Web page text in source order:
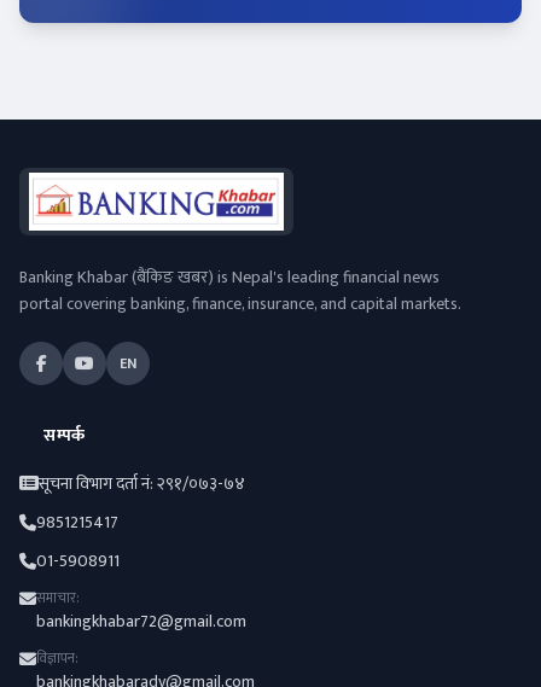
Banking Khabar (बैंकिङ खबर) is Nepal's leading financial news
portal covering banking, finance, insurance, and capital markets.
EN
सम्पर्क
सूचना विभाग दर्ता नं: २९१/०७३-७४
9851215417
01-5908911
समाचार:
bankingkhabar72@gmail.com
विज्ञापन: